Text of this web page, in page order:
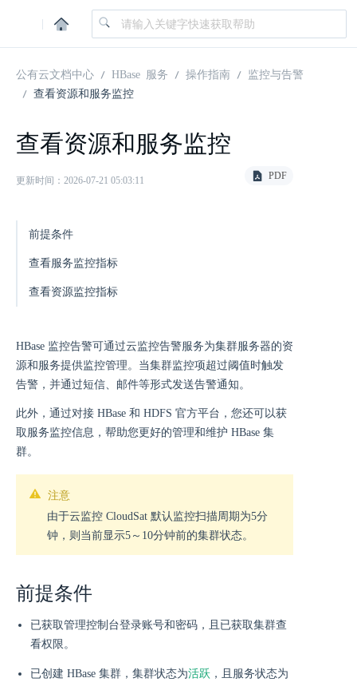
|
公有云文档中心 HBase 服务 操作指南
监控与告警
查看资源和服务监控
查看资源和服务监控
更新时间：2026-07-21 05:03:11 PDF
前提条件
查看服务监控指标
查看资源监控指标
HBase 监控告警可通过云监控告警服务为集群服务器的资
源和服务提供监控管理。当集群监控项超过阈值时触发
告警，并通过短信、邮件等形式发送告警通知。
此外，通过对接 HBase 和 HDFS 官方平台，您还可以获
取服务监控信息，帮助您更好的管理和维护 HBase 集
群。
注意
由于云监控 CloudSat 默认监控扫描周期为5分
钟，则当前显示5～10分钟前的集群状态。
前提条件
已获取管理控制台登录账号和密码，且已获取集群查
看权限。
已创建 HBase 集群，集群状态为活跃 ，且服务状态为